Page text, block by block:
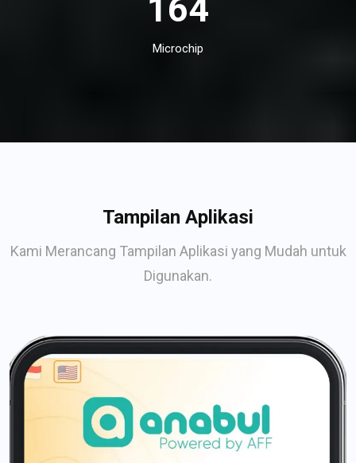
164
Microchip
Tampilan Aplikasi
Kami Merancang Tampilan Aplikasi yang Mudah untuk
Digunakan.